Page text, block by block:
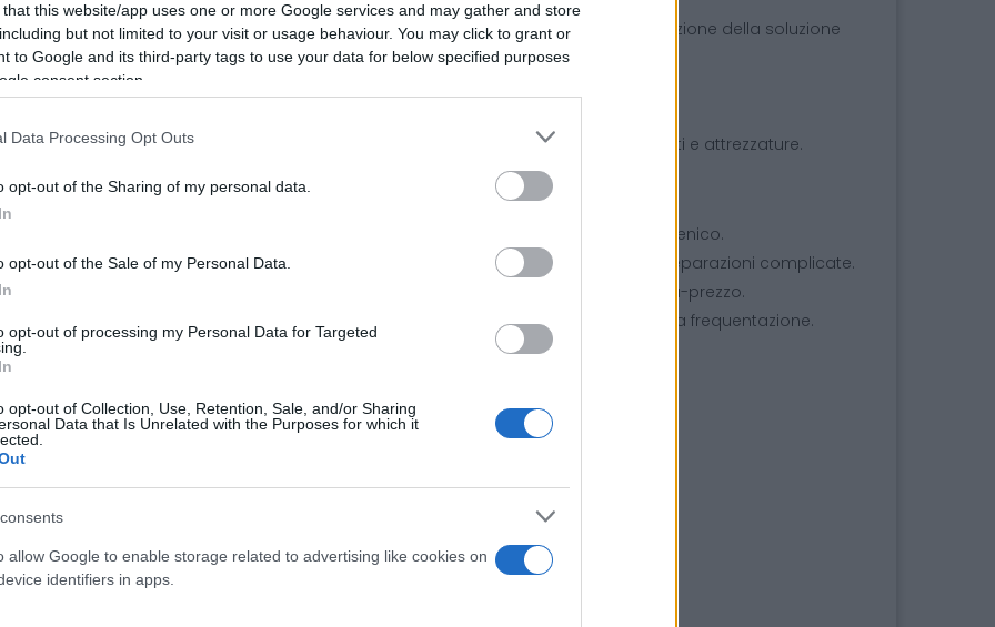
that this website/app uses one or more Google services and may gather and store
but not limited to your visit or usage behaviour. You may click to grant or
to Google and its third-party tags to use your data for below specified purposes
consent section.
Data Processing Opt Outs
opt-out of the Sharing of my personal data.
opt-out of the Sale of my Personal Data.
opt-out of processing my Personal Data for Targeted
opt-out of Collection, Use, Retention, Sale, and/or Sharing
Data that Is Unrelated with the Purposes for which it
allow Google to enable storage related to advertising like cookies on
identifiers in apps.
Attiva:Le compresse si dissolvono rapidamente, facilitando la preparazione della soluzione
Potente:Efficace contro una vasta gamma di batteri e microrganismi.
Adatte per la disinfezione di diverse superfici, inclusi piani di lavoro, pavimenti e attrezzature.
Rimuove batteri e patogeni, garantendo un ambiente pulito e igienico.
d'Uso:Le compresse si sciolgono rapidamente in acqua, senza necessità di preparazioni complicate.
Confezionate per offrire una lunga durata e un eccellente rapporto qualità-prezzo.
Universale:
Ideali per ambienti domestici, uffici, cliniche e altre aree ad alta frequentazione.
Tecniche:
di Prodotto:Compresse disinfettanti effervescenti
per Compressa:
di Utilizzo: